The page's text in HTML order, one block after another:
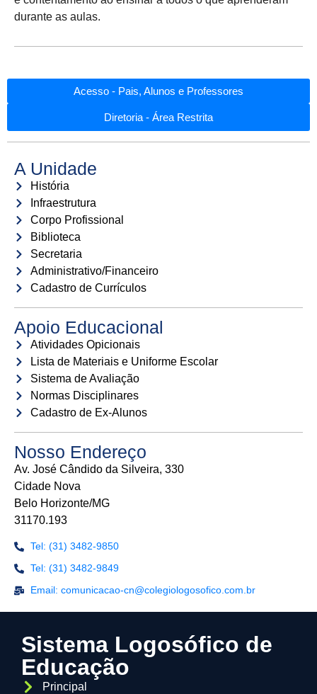
durante as aulas.
Acesso - Pais, Alunos e Professores
Diretoria - Área Restrita
A Unidade
História
Infraestrutura
Corpo Profissional
Biblioteca
Secretaria
Administrativo/Financeiro
Cadastro de Currículos
Apoio Educacional
Atividades Opicionais
Lista de Materiais e Uniforme Escolar
Sistema de Avaliação
Normas Disciplinares
Cadastro de Ex-Alunos
Nosso Endereço
Av. José Cândido da Silveira, 330
Cidade Nova
Belo Horizonte/MG
31170.193
Tel: (31) 3482-9850
Tel: (31) 3482-9849
Email: comunicacao-cn@colegiologosofico.com.br
Sistema Logosófico de
Educação
Principal